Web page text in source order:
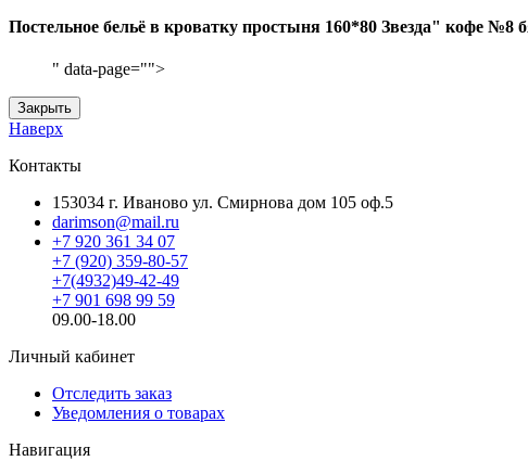
Постельное бельё в кроватку простыня 160*80 Звезда" кофе №8
" data-page="">
Закрыть
Наверх
Контакты
153034 г. Иваново ул. Смирнова дом 105 оф.5
darimson@mail.ru
+7 920 361 34 07
+7 (920) 359-80-57
+7(4932)49-42-49
+7 901 698 99 59
09.00-18.00
Личный кабинет
Отследить заказ
Уведомления о товарах
Навигация